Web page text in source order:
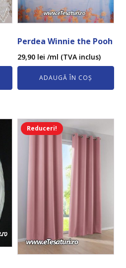
Perdea Winnie the Pooh
29,90 lei /ml (TVA inclus)
ADAUGĂ ÎN COȘ
Reduceri!